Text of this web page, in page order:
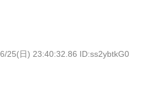
25(日) 23:40:32.86 ID:ss2ybtkG0